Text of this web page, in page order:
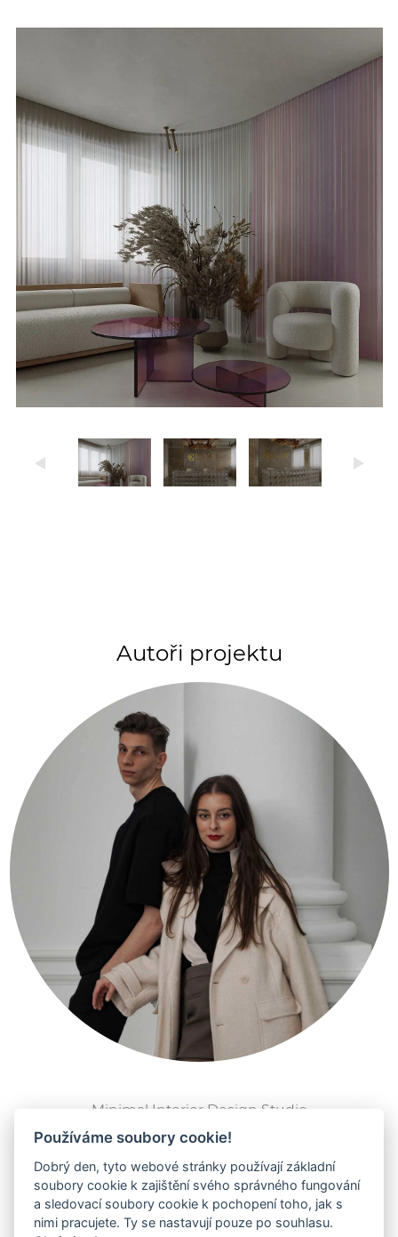
Autoři projektu
Minimal Interior Design Studio
ZOBRAZIT PROFIL
Používáme soubory cookie!
Dobrý den, tyto webové stránky používají základní
soubory cookie k zajištění svého správného fungování
a sledovací soubory cookie k pochopení toho, jak s
nimi pracujete. Ty se nastavují pouze po souhlasu.